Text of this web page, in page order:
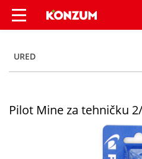
Pilot Mine za
URED
Pilot Mine za tehničku